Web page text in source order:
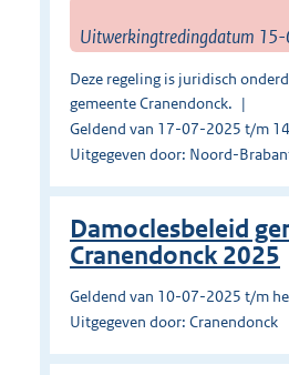
Uitwerkingtredingdatum
Deze regeling is juridisch
gemeente Cranendonck.
Geldend van 17-07-2025 t/m
Uitgegeven door: Noord-
Damoclesbeleid
Cranendonck 2025
Geldend van 10-07-2025 t/m
Uitgegeven door: Cranendonck